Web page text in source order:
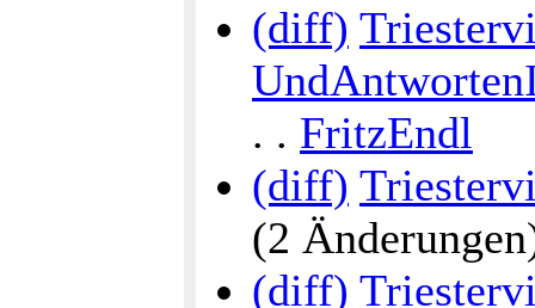
(diff)
. . FritzEndl
(diff)
(2
(diff)